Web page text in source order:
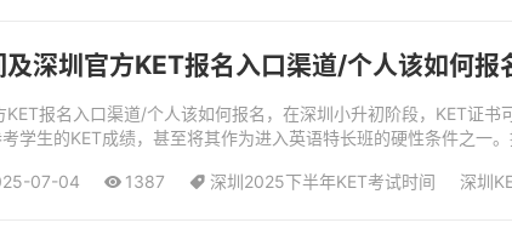
深圳官方KET报名入口渠道/个人该如何报
报名入口渠道/个人该如何报名，在深圳小升初阶段，KET证
学生的KET成绩，甚至将其作为进入英语特长班的硬性条件之一
07-04 1387 深圳2025下半年KET考试时间 深圳